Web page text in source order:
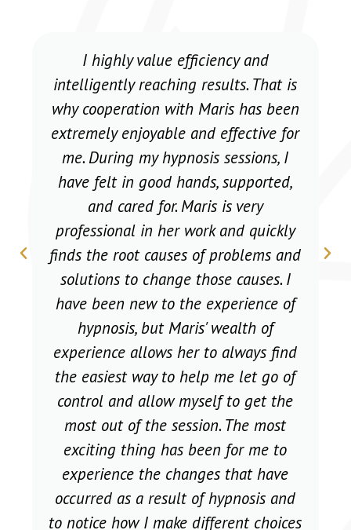
Everyone's journey in life is special
and different. Whether or not to come
to the training was not a question in
my case, because the need to find
something new and exciting had
been brewing in my heart for a long
time, and the previously learned
coaching, which could not be
practiced immediately, added extra
motivation. When I read the training
program, I realized that it has
everything I need, and so many
exciting things were added during
the learning process that I am
sincerely grateful and happy for my
broadened worldview already today!
Well, trainer Maris, I can't ask for
more, because the professionalism,
support and trust and stories of
experiences complemented